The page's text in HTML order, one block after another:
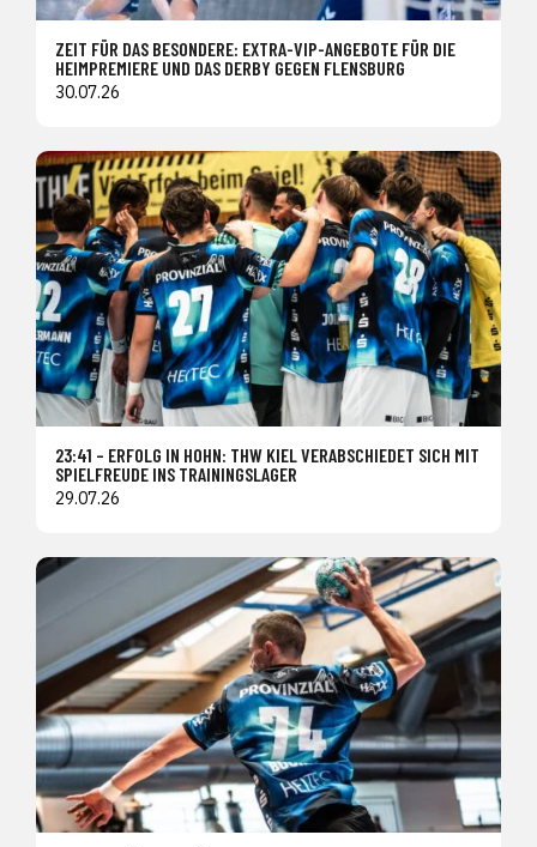
ZEIT FÜR DAS BESONDERE: EXTRA-VIP-ANGEBOTE FÜR DIE
HEIMPREMIERE UND DAS DERBY GEGEN FLENSBURG
30.07.26
23:41 – ERFOLG IN HOHN: THW KIEL VERABSCHIEDET SICH MIT
SPIELFREUDE INS TRAININGSLAGER
29.07.26